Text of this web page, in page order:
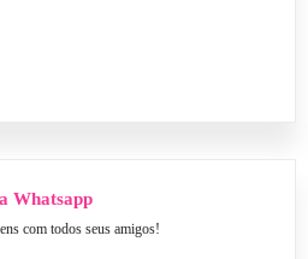
Whatsapp
com todos seus amigos!